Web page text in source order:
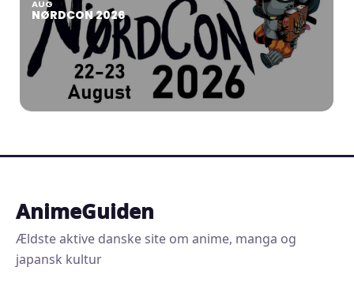
AUG
NØRDCON 2026
AnimeGuiden
Ældste aktive danske site om anime, manga og
japansk kultur